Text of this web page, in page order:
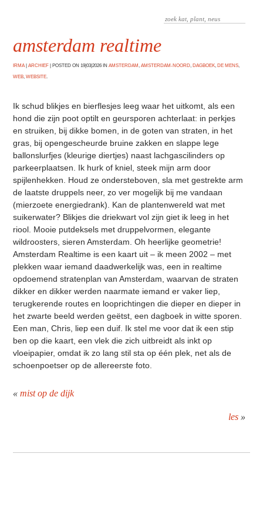
amsterdam realtime
IRMA|ARCHIEF POSTED ON 19|03|2026 INAMSTERDAM,AMSTERDAM-NOORD, DAGBOEK, DE MENS,
WEB,WEBSITE.
Ik schud blikjes en bierflesjes leeg waar het uitkomt, als een
hond die zijn poot optilt en geursporen achterlaat: in perkjes
en struiken, bij dikke bomen, in de goten van straten, in het
gras, bij opengescheurde bruine zakken en slappe lege
ballonslurfjes (kleurige diertjes) naast lachgascilinders op
parkeerplaatsen. Ik hurk of kniel, steek mijn arm door
spijlenhekken. Houd ze ondersteboven, sla met gestrekte arm
de laatste druppels neer, zo ver mogelijk bij me vandaan
(mierzoete energiedrank). Kan de plantenwereld wat met
suikerwater? Blikjes die driekwart vol zijn giet ik leeg in het
riool. Mooie putdeksels met druppelvormen, elegante
wildroosters, sieren Amsterdam. Oh heerlijke geometrie!
Amsterdam Realtime is een kaart uit – ik meen 2002 – met
plekken waar iemand daadwerkelijk was, een in realtime
opdoemend stratenplan van Amsterdam, waarvan de straten
dikker en dikker werden naarmate iemand er vaker liep,
terugkerende routes en looprichtingen die dieper en dieper in
het zwarte beeld werden geëtst, een dagboek in witte sporen.
Een man, Chris, liep een duif. Ik stel me voor dat ik een stip
ben op die kaart, een vlek die zich uitbreidt als inkt op
vloeipapier, omdat ik zo lang stil sta op één plek, net als de
schoenpoetser op de allereerste foto.
«mist op de dijk
les»